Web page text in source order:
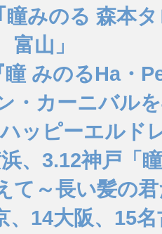
瞳みのる 森本
富山」
瞳 みのるHa
・カーニバル
ッピーエルド
、3.12神戸「
て～長い髪の
、14大阪、15